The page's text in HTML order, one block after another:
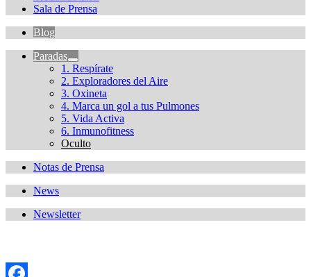
Sala de Prensa
Blog
Paradas
1. Respírate
2. Exploradores del Aire
3. Oxineta
4. Marca un gol a tus Pulmones
5. Vida Activa
6. Inmunofitness
Oculto
Notas de Prensa
News
Newsletter